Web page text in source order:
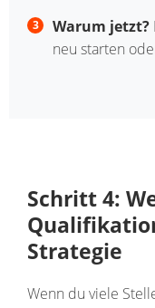
Warum jetzt?
neu starten
Schritt 4:
Strategie
Wenn du viele